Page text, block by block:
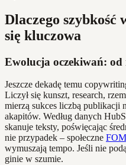
Dlaczego szybkość
się kluczowa
Ewolucja oczekiwań: od
Jeszcze dekadę temu
Liczył się kunszt, research,
mierzą sukces liczbą publikacji
akapitów. Według danych
skanuje teksty, poświęcając
nie przypadek – społeczne
wymuszają tempo. Jeśli nie
ginie w szumie.